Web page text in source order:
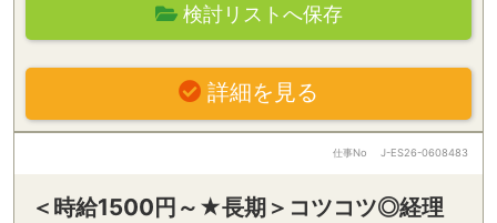
検討リストへ保存
詳細を見る
仕事No J-ES26-0608483
＜時給1500円～★長期＞コツコツ◎経理